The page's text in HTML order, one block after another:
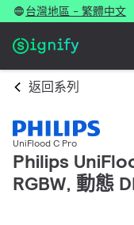
台灣地區 - 繁體中文
返回系列
UniFlood C Pro
Philips
RGBW, 動態